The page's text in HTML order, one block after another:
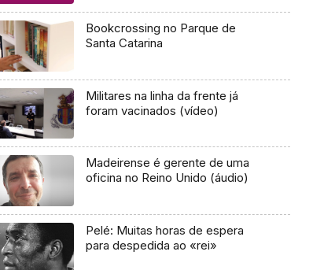
Bookcrossing no Parque de
Santa Catarina
Militares na linha da frente já
foram vacinados (vídeo)
Madeirense é gerente de uma
oficina no Reino Unido (áudio)
Pelé: Muitas horas de espera
para despedida ao «rei»